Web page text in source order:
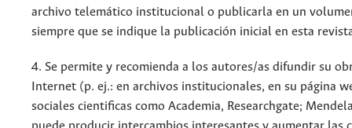
archivo telemático institucional o publicarla en un
siempre que se indique la publicación inicial en esta
4. Se permite y recomienda a los autores/as difundir su
Internet (p. ej.: en archivos institucionales, en su página
sociales cientificas como Academia, Researchgate;